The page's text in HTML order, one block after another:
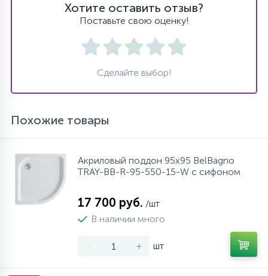
Хотите оставить отзыв?
Поставьте свою оценку!
Сделайте выбор!
Похожие товары
Акриловый поддон 95х95 BelBagno
TRAY-BB-R-95-550-15-W с сифоном
17 700 руб. /шт
В наличии много
- + шт